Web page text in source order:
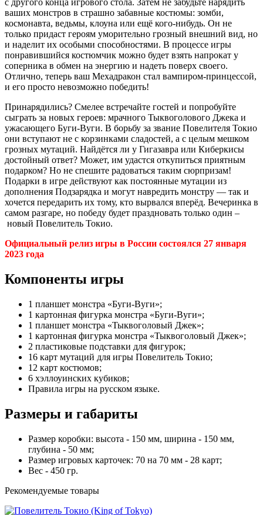
с другого конца игрового стола. Затем не забудьте нарядить
ваших монстров в страшно забавные костюмы: зомби,
космонавта, ведьмы, клоуна или ещё кого-нибудь. Он не
только придаст героям уморительно грозный внешний вид, но
и наделит их особыми способностями. В процессе игры
понравившийся костюмчик можно будет взять напрокат у
соперника в обмен на энергию и надеть поверх своего.
Отлично, теперь ваш Мехадракон стал вампиром-принцессой,
и его просто невозможно победить!
Принарядились? Смелее встречайте гостей и попробуйте
сыграть за новых героев: мрачного Тыквоголового Джека и
ужасающего Буги-Вуги. В борьбу за звание Повелителя Токио
они вступают не с корзинками сладостей, а с целым мешком
грозных мутаций. Найдётся ли у Гигазавра или Киберкисы
достойный ответ? Может, им удастся откупиться приятным
подарком? Но не спешите радоваться таким сюрпризам!
Подарки в игре действуют как постоянные мутации из
дополнения Подзарядка и могут навредить монстру — так и
хочется передарить их тому, кто вырвался вперёд. Вечеринка в
самом разгаре, но победу будет праздновать только один –
новый Повелитель Токио.
Официальный релиз игры в России состоялся 27 января
2023 года
Компоненты игры
1 планшет монстра «Буги-Вуги»;
1 картонная фигурка монстра «Буги-Вуги»;
1 планшет монстра «Тыквоголовый Джек»;
1 картонная фигурка монстра «Тыквоголовый Джек»;
2 пластиковые подставки для фигурок;
16 карт мутаций для игры Повелитель Токио;
12 карт костюмов;
6 хэллоуинских кубиков;
Правила игры на русском языке.
Размеры и габариты
Размер коробки: высота - 150 мм, ширина - 150 мм,
глубина - 50 мм;
Размер игровых карточек: 70 на 70 мм - 28 карт;
Вес - 450 гр.
Рекомендуемые товары